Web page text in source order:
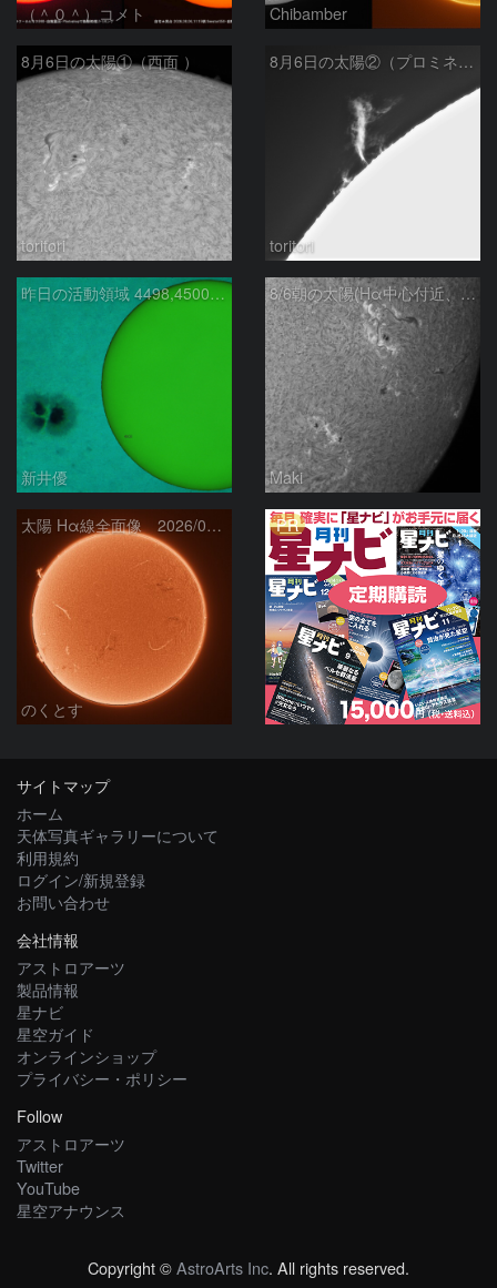
（＾０＾）コメト Chibamber
8月6日の太陽①（西面 ）
toritori
8月6日の太陽②（プロミネン北東縁 ）
toritori
昨日の活動領域 4498,4500：2026/08/05
新井優
8/6朝の太陽(Hα中心付近、4498、4502付近)
Maki
太陽 Hα線全面像 2026/08/06
のくとす
PR
サイトマップ
ホーム
天体写真ギャラリーについて
利用規約
ログイン/新規登録
お問い合わせ
会社情報
アストロアーツ
製品情報
星ナビ
星空ガイド
オンラインショップ
プライバシー・ポリシー
Follow
アストロアーツ
Twitter
YouTube
星空アナウンス
Copyright ©AstroArts Inc. All rights reserved.